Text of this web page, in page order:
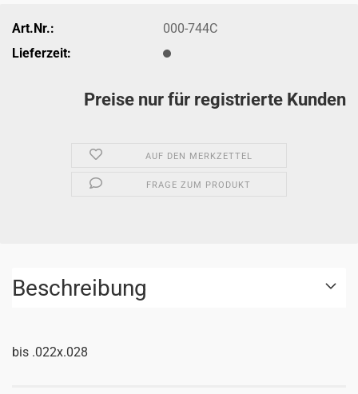
Art.Nr.:
000-744C
Lieferzeit:
Preise nur für registrierte Kunden
AUF DEN MERKZETTEL
FRAGE ZUM PRODUKT
Beschreibung
bis .022x.028